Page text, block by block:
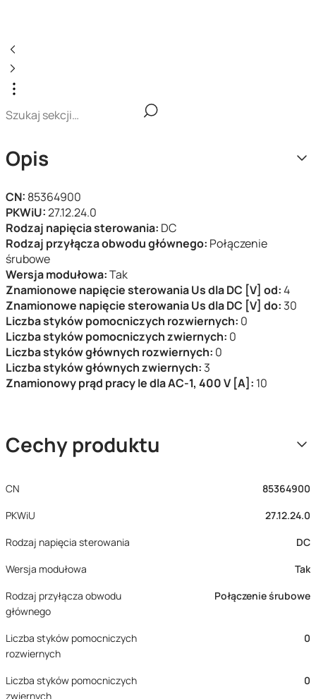
Opis
CN: 85364900
PKWiU:27.12.24.0
Rodzaj napięcia sterowania: DC
Rodzaj przyłącza obwodu głównego: Połączenie
śrubowe
Wersja modułowa:Tak
Znamionowe napięcie sterowania Us dla DC [V] od:4
Znamionowe napięcie sterowania Us dla DC [V] do: 30
Liczba styków pomocniczych rozwiernych: 0
Liczba styków pomocniczych zwiernych: 0
Liczba styków głównych rozwiernych: 0
Liczba styków głównych zwiernych: 3
Znamionowy prąd pracy Ie dla AC-1, 400 V [A]: 10
Cechy produktu
CN
85364900
PKWiU
27.12.24.0
Rodzaj napięcia sterowania
DC
Wersja modułowa
Tak
Rodzaj przyłącza obwodu
głównego
Połączenie śrubowe
Liczba styków pomocniczych
rozwiernych
0
Liczba styków pomocniczych
zwiernych
0